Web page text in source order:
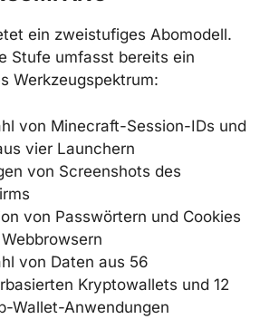
ein zweistufiges Abomodell.
Stufe umfasst bereits ein
von Minecraft-Session-IDs
aus vier Launchern
von Screenshots des
von Passwörtern und
aus 36 Webbrowsern
von Daten aus 56
Kryptowallets und 12